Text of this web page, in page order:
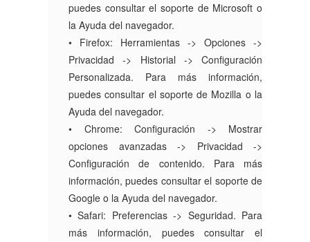
puedes consultar el soporte de Microsoft o
la Ayuda del navegador.
• Firefox: Herramientas -> Opciones ->
Privacidad -> Historial -> Configuración
Personalizada. Para más información,
puedes consultar el soporte de Mozilla o la
Ayuda del navegador.
• Chrome: Configuración -> Mostrar
opciones avanzadas -> Privacidad ->
Configuración de contenido. Para más
información, puedes consultar el soporte de
Google o la Ayuda del navegador.
• Safari: Preferencias -> Seguridad. Para
más información, puedes consultar el